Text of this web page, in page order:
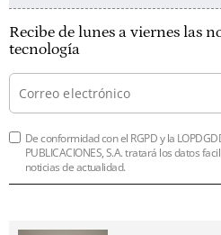
Recibe de lunes a viernes las
tecnología
De conformidad con el RGPD y la
PUBLICACIONES, S.A. tratará los datos
noticias de actualidad.